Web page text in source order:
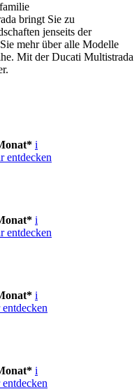
bringt Sie zu
jenseits der
mehr über alle Modelle
Mit der Ducati Multistrada
i
entdecken
i
entdecken
i
entdecken
i
entdecken